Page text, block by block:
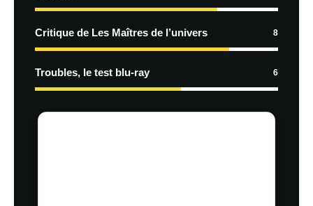
Critique de Les Maîtres de l’univers 8
Troubles, le test blu-ray 6